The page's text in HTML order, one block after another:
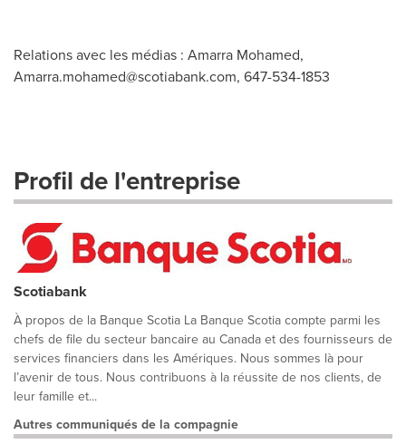
Relations avec les médias : Amarra Mohamed,
Amarra.mohamed@scotiabank.com, 647-534-1853
Profil de l'entreprise
Scotiabank
À propos de la Banque Scotia La Banque Scotia compte parmi les
chefs de file du secteur bancaire au Canada et des fournisseurs de
services financiers dans les Amériques. Nous sommes là pour
l’avenir de tous. Nous contribuons à la réussite de nos clients, de
leur famille et...
Autres communiqués de la compagnie